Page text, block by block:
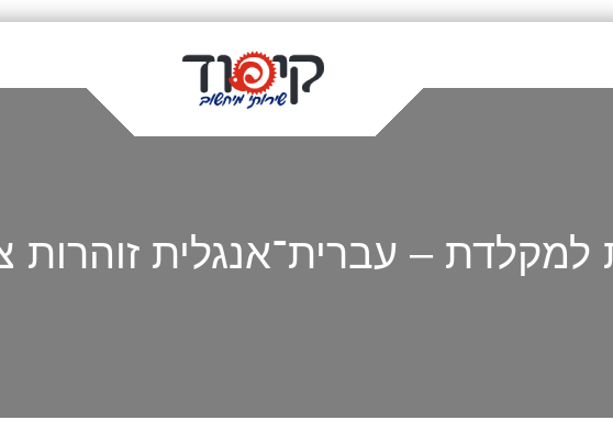
למקלדת – עברית־אנגלית זוהרות